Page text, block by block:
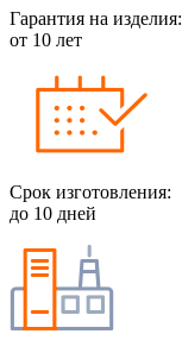
Гарантия на изделия:
от 10 лет
Срок изготовления:
до 10 дней